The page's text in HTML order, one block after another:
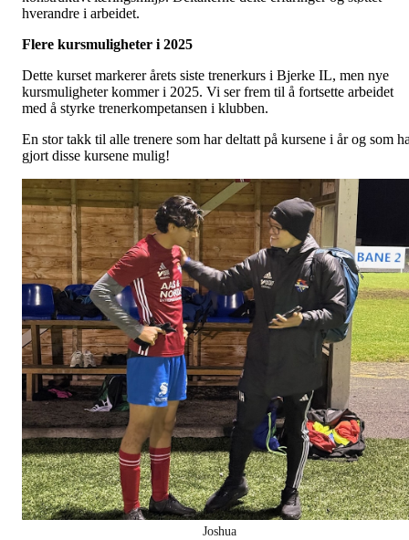
hverandre i arbeidet.
Flere kursmuligheter i 2025
Dette kurset markerer årets siste trenerkurs i Bjerke IL, men nye
kursmuligheter kommer i 2025. Vi ser frem til å fortsette arbeidet
med å styrke trenerkompetansen i klubben.
En stor takk til alle trenere som har deltatt på kursene i år og som
gjort disse kursene mulig!
Joshua